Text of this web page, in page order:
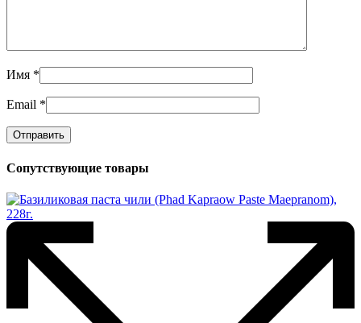
Имя *
Email *
Сопутствующие товары